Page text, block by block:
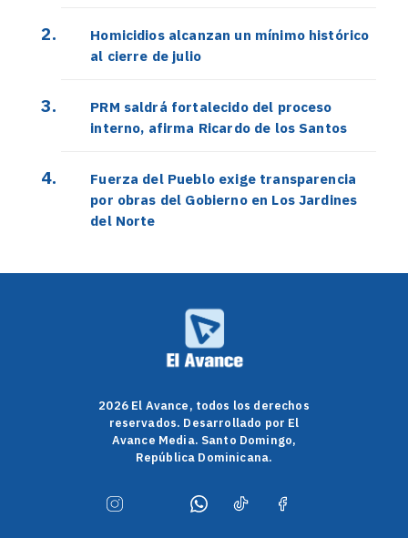
Homicidios alcanzan un mínimo histórico
al cierre de julio
PRM saldrá fortalecido del proceso
interno, afirma Ricardo de los Santos
Fuerza del Pueblo exige transparencia
por obras del Gobierno en Los Jardines
del Norte
2026 El Avance, todos los derechos
reservados. Desarrollado por El
Avance Media. Santo Domingo,
República Dominicana.